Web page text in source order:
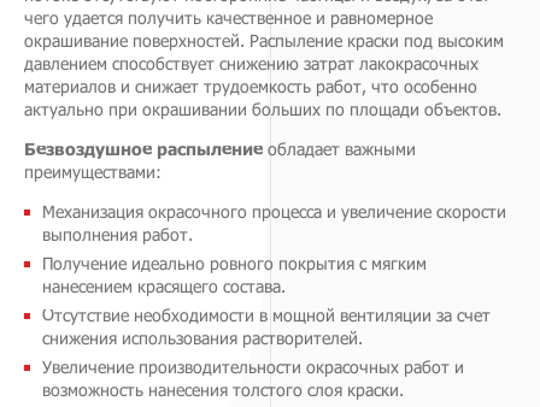
чего удается получить качественное и равномерное
окрашивание поверхностей. Распыление краски под высоким
давлением способствует снижению затрат лакокрасочных
материалов и снижает трудоемкость работ, что особенно
актуально при окрашивании больших по площади объектов.
Безвоздушное распыление обладает важными
преимуществами:
Механизация окрасочного процесса и увеличение скорости
выполнения работ.
Получение идеально ровного покрытия с мягким
нанесением красящего состава.
Отсутствие необходимости в мощной вентиляции за счет
снижения использования растворителей.
Увеличение производительности окрасочных работ и
возможность нанесения толстого слоя краски.